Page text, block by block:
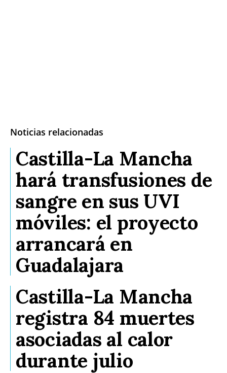
Noticias relacionadas
Castilla-La Mancha
hará transfusiones de
sangre en sus UVI
móviles: el proyecto
arrancará en
Guadalajara
Castilla-La Mancha
registra 84 muertes
asociadas al calor
durante julio